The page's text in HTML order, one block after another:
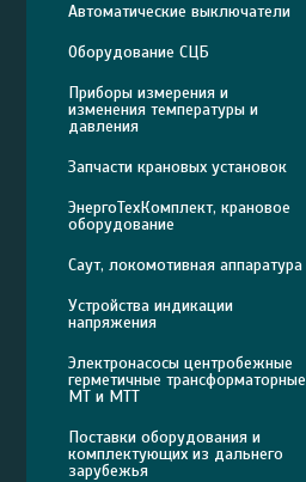
Автоматические выключатели
Оборудование СЦБ
Приборы измерения и
изменения температуры и
давления
Запчасти крановых установок
ЭнергоТехКомплект, крановое
оборудование
Саут, локомотивная аппаратура
Устройства индикации
напряжения
Электронасосы центробежные
герметичные трансформаторные
МТ и МТТ
Поставки оборудования и
комплектующих из дальнего
зарубежья